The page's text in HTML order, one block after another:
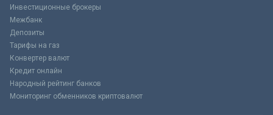
Инвестиционные брокеры
Межбанк
Депозиты
Тарифы на газ
Конвертер валют
Кредит онлайн
Народный рейтинг банков
Мониторинг обменников криптовалют